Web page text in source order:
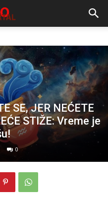
SE, JER NEĆETE
STIŽE: Vreme je
0